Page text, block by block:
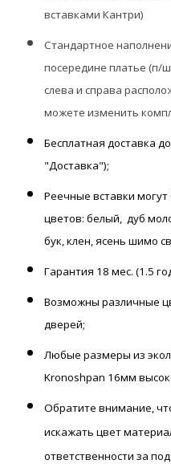
вставками Кантри)
Стандартное
посередине платье (п/
слева и справа
можете изменить
Бесплатная доставка
"Доставка");
Реечные вставки
цветов: белый,
дуб
бук, клен, ясень шимо
Гарантия 18 мес. (1.5
Возможны различные
дверей;
Любые размеры из
Kronoshpan 16мм
Обратите внимание,
искажать цвет
ответственности за